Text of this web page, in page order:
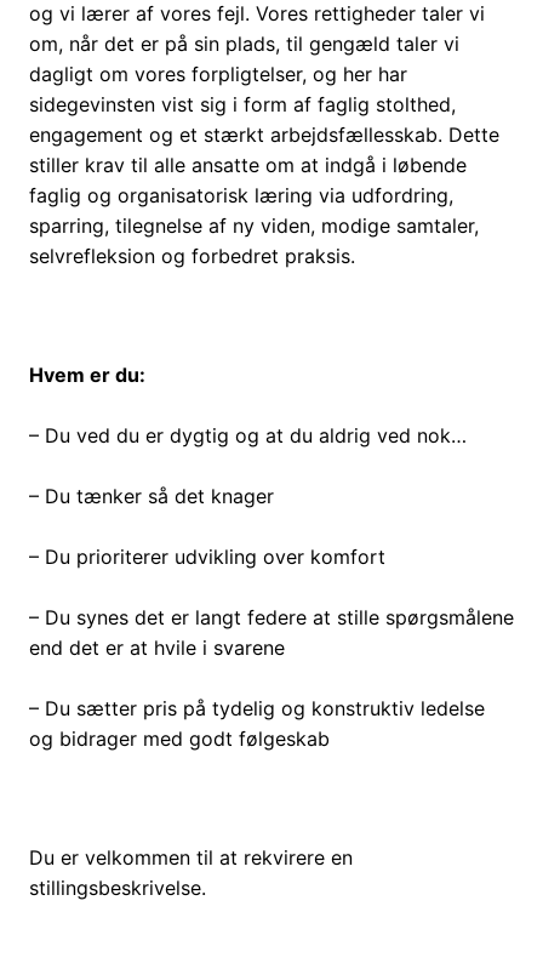
og vi lærer af vores fejl. Vores rettigheder taler vi
om, når det er på sin plads, til gengæld taler vi
dagligt om vores forpligtelser, og her har
sidegevinsten vist sig i form af faglig stolthed,
engagement og et stærkt arbejdsfællesskab. Dette
stiller krav til alle ansatte om at indgå i løbende
faglig og organisatorisk læring via udfordring,
sparring, tilegnelse af ny viden, modige samtaler,
selvrefleksion og forbedret praksis.
Hvem er du:
– Du ved du er dygtig og at du aldrig ved nok…
– Du tænker så det knager
– Du prioriterer udvikling over komfort
– Du synes det er langt federe at stille spørgsmålene
end det er at hvile i svarene
– Du sætter pris på tydelig og konstruktiv ledelse
og bidrager med godt følgeskab
Du er velkommen til at rekvirere en
stillingsbeskrivelse.